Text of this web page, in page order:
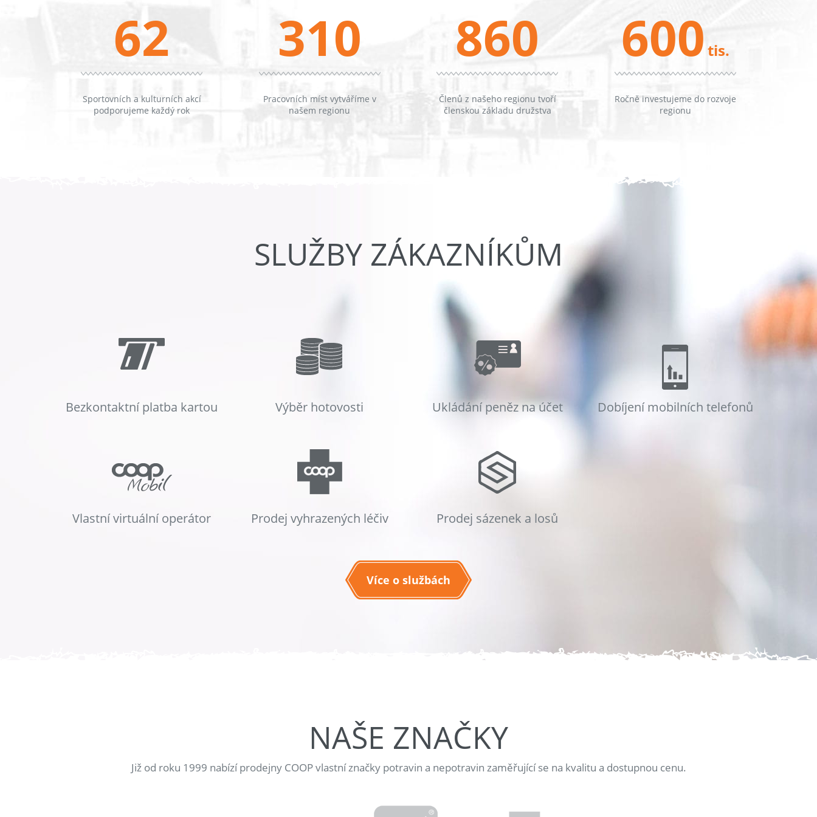
62
Sportovních a kulturních akcí
podporujeme každý rok
310
Pracovních míst vytváříme v
našem regionu
860
Členů z našeho regionu tvoří
členskou základu družstva
600 tis.
Ročně investujeme do rozvoje
regionu
SLUŽBY ZÁKAZNÍKŮM
Bezkontaktní platba kartou Výběr hotovosti Ukládání peněz na účet Dobíjení mobilních telefonů
Vlastní virtuální operátor Prodej vyhrazených léčiv Prodej sázenek a losů
Více o službách
NAŠE ZNAČKY
Již od roku 1999 nabízí prodejny COOP vlastní značky potravin a nepotravin zaměřující se na kvalitu a dostupnou cenu.